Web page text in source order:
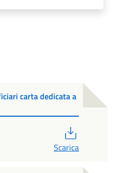
carta dedicata a
Scarica